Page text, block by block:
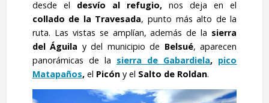
desde el desvío al refugio, nos deja en el
collado de la Travesada, punto más alto de la
ruta. Las vistas se amplían, además de la sierra
del Águila y del municipio de Belsué, aparecen
panorámicas de la sierra de Gabardiela, pico
Matapaños,el Picóny el Salto de Roldan.